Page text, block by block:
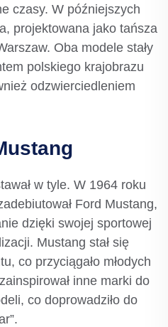
czasy. W późniejszych
projektowana jako tańsza
Oba modele stały
polskiego krajobrazu
odzwierciedleniem
w tyle. W 1964 roku
Ford Mustang,
dzięki swojej sportowej
Mustang stał się
co przyciągało młodych
inne marki do
co doprowadziło do